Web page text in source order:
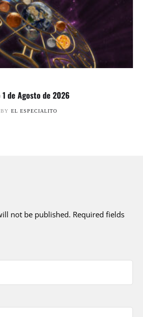
de Agosto de 2026
BY EL ESPECIALITO
not be published. Required fields